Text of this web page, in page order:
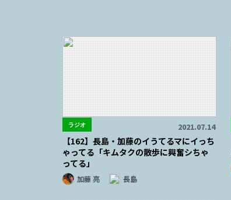
ラジオ 2021.07.14
【162】長島・加藤のイうてるマにイっち
ゃってる「キムタクの散歩に興奮シちゃ
ってる」
加藤 亮 長島